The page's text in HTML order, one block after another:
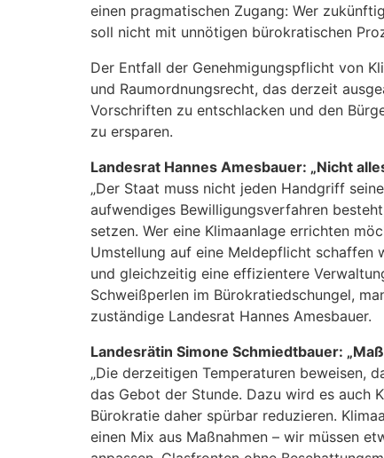
einen pragmatischen Zugang: Wer
soll nicht mit unnötigen bürokratischen
Der Entfall der Genehmigungspflicht von
und Raumordnungsrecht, das derzeit
Vorschriften zu entschlacken und den
zu ersparen.
Landesrat Hannes Amesbauer: „Nicht
„Der Staat muss nicht jeden Handgriff
aufwendiges Bewilligungsverfahren
setzen. Wer eine Klimaanlage errichten
Umstellung auf eine Meldepflicht schaffen
und gleichzeitig eine effizientere
Schweißperlen im Bürokratiedschungel,
zuständige Landesrat Hannes Amesbauer.
Landesrätin Simone Schmiedtbauer:
„Die derzeitigen Temperaturen beweisen,
das Gebot der Stunde. Dazu wird es auch
Bürokratie daher spürbar reduzieren.
einen Mix aus Maßnahmen – wir müssen